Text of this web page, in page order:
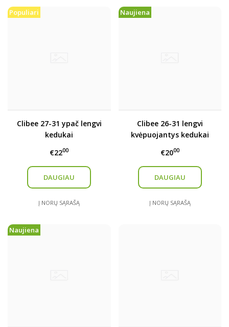
Populiari
Clibee 27-31 ypač lengvi
kedukai
€2200
DAUGIAU
Į NORŲ SĄRAŠĄ
Naujiena
Clibee 26-31 lengvi
kvėpuojantys kedukai
€2000
DAUGIAU
Į NORŲ SĄRAŠĄ
Naujiena